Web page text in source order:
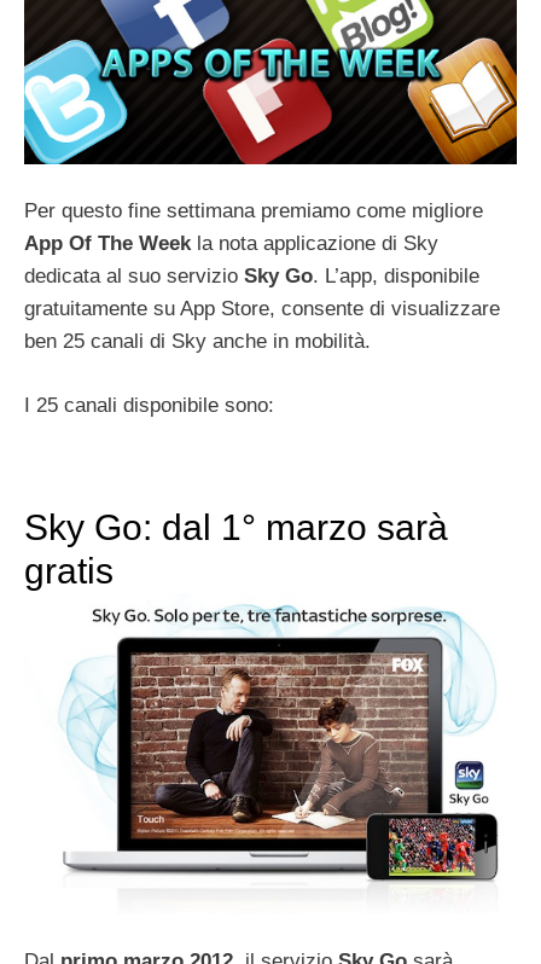
Per questo fine settimana premiamo come migliore
App Of The Weekla nota applicazione di Sky
dedicata al suo servizio Sky Go. L’app, disponibile
gratuitamente su App Store, consente di visualizzare
ben 25 canali di Sky anche in mobilità.
I 25 canali disponibile sono:
Sky Go: dal 1° marzo sarà
gratis